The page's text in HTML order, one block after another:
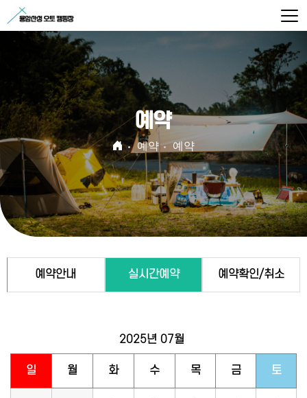
예약
예약 예약
예약안내 실시간예약 예약확인/취소
2025년 07월
일 월 화 수 목 금 토